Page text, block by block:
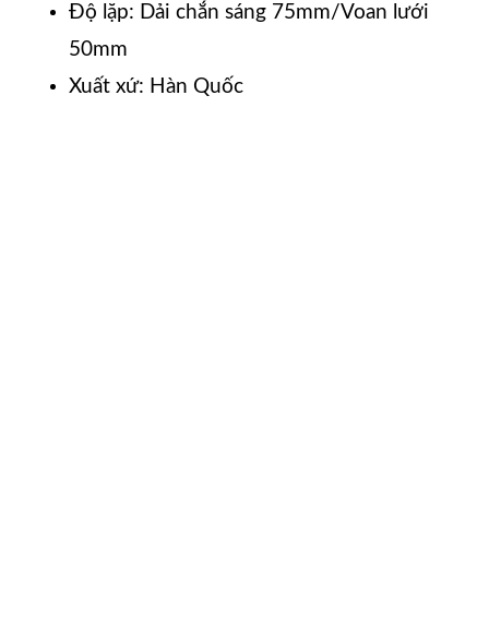
Độ lặp: Dải chắn sáng 75mm/Voan lưới
50mm
Xuất xứ: Hàn Quốc